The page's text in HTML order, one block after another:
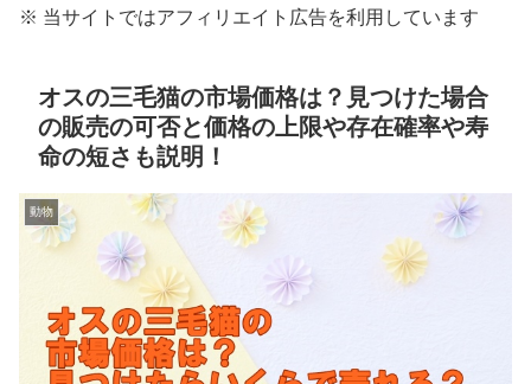
※ 当サイトではアフィリエイト広告を利用しています
オスの三毛猫の市場価格は？見つけた場合
の販売の可否と価格の上限や存在確率や寿
命の短さも説明！
動物